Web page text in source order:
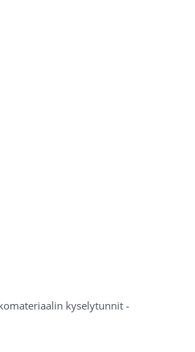
kyselytunnit -